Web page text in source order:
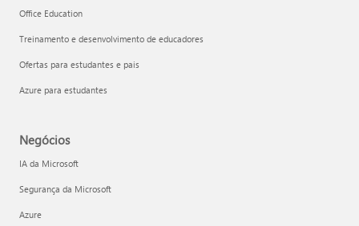
Office Education
Treinamento e desenvolvimento de educadores
Ofertas para estudantes e pais
Azure para estudantes
Negócios
IA da Microsoft
Segurança da Microsoft
Azure